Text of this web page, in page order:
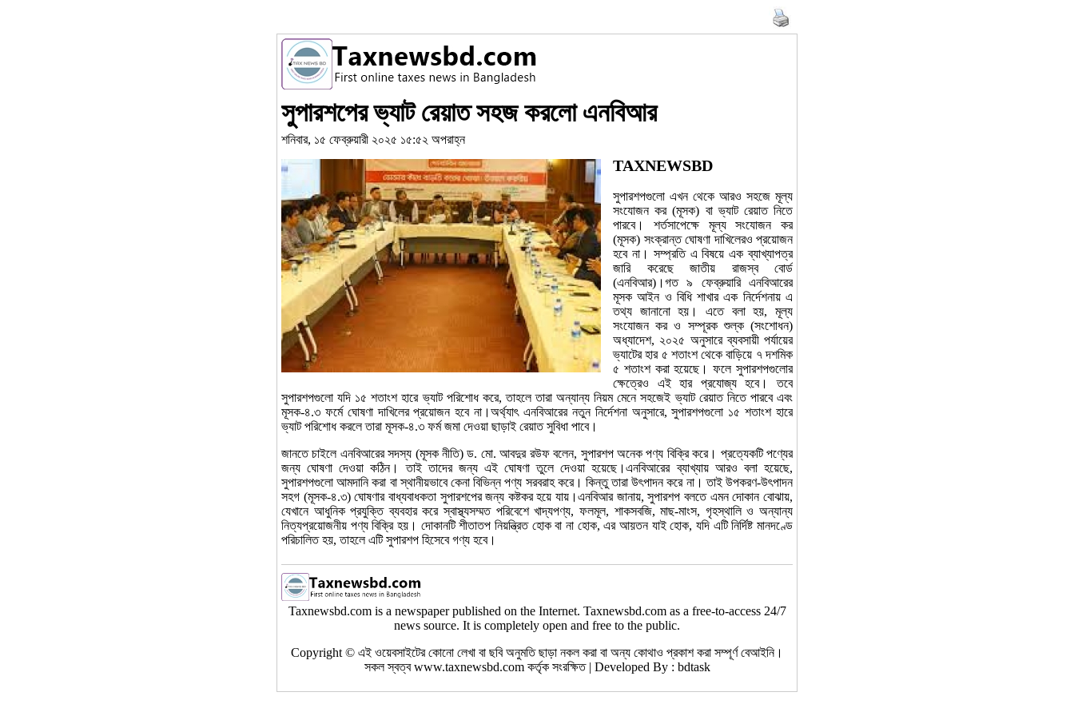
সুপারশপের ভ্যাট রেয়াত সহজ করলো এনবিআর
শনিবার, ১৫ ফেব্রুয়ারী ২০২৫ ১৫:৫২ অপরাহ্ন
TAXNEWSBD
সুপারশপগুলো এখন থেকে আরও সহজে মূল্য
সংযোজন কর (মূসক) বা ভ্যাট রেয়াত নিতে
পারবে। শর্তসাপেক্ষে মূল্য সংযোজন কর
(মূসক) সংক্রান্ত ঘোষণা দাখিলেরও প্রয়োজন
হবে না। সম্প্রতি এ বিষয়ে এক ব্যাখ্যাপত্র
জারি করেছে জাতীয় রাজস্ব বোর্ড
(এনবিআর)।গত ৯ ফেব্রুয়ারি এনবিআরের
মূসক আইন ও বিধি শাখার এক নির্দেশনায় এ
তথ্য জানানো হয়। এতে বলা হয়, মূল্য
সংযোজন কর ও সম্পূরক শুল্ক (সংশোধন)
অধ্যাদেশ, ২০২৫ অনুসারে ব্যবসায়ী পর্যায়ের
ভ্যাটের হার ৫ শতাংশ থেকে বাড়িয়ে ৭ দশমিক
৫ শতাংশ করা হয়েছে। ফলে সুপারশপগুলোর
ক্ষেত্রেও এই হার প্রযোজ্য হবে। তবে
সুপারশপগুলো যদি ১৫ শতাংশ হারে ভ্যাট পরিশোধ করে, তাহলে তারা অন্যান্য নিয়ম মেনে সহজেই ভ্যাট রেয়াত নিতে পারবে এবং
মূসক-৪.৩ ফর্মে ঘোষণা দাখিলের প্রয়োজন হবে না।অর্থ্যাৎ এনবিআরের নতুন নির্দেশনা অনুসারে, সুপারশপগুলো ১৫ শতাংশ হারে
ভ্যাট পরিশোধ করলে তারা মূসক-৪.৩ ফর্ম জমা দেওয়া ছাড়াই রেয়াত সুবিধা পাবে।
জানতে চাইলে এনবিআরের সদস্য (মূসক নীতি) ড. মো. আবদুর রউফ বলেন, সুপারশপ অনেক পণ্য বিক্রি করে। প্রত্যেকটি পণ্যের
জন্য ঘোষণা দেওয়া কঠিন। তাই তাদের জন্য এই ঘোষণা তুলে দেওয়া হয়েছে।এনবিআরের ব্যাখ্যায় আরও বলা হয়েছে,
সুপারশপগুলো আমদানি করা বা স্থানীয়ভাবে কেনা বিভিন্ন পণ্য সরবরাহ করে। কিন্তু তারা উৎপাদন করে না। তাই উপকরণ-উৎপাদন
সহগ (মূসক-৪.৩) ঘোষণার বাধ্যবাধকতা সুপারশপের জন্য কষ্টকর হয়ে যায়।এনবিআর জানায়, সুপারশপ বলতে এমন দোকান বোঝায়,
যেখানে আধুনিক প্রযুক্তি ব্যবহার করে স্বাস্থ্যসম্মত পরিবেশে খাদ্যপণ্য, ফলমূল, শাকসবজি, মাছ-মাংস, গৃহস্থালি ও অন্যান্য
নিত্যপ্রয়োজনীয় পণ্য বিক্রি হয়। দোকানটি শীতাতপ নিয়ন্ত্রিত হোক বা না হোক, এর আয়তন যাই হোক, যদি এটি নির্দিষ্ট মানদণ্ডে
পরিচালিত হয়, তাহলে এটি সুপারশপ হিসেবে গণ্য হবে।
Taxnewsbd.com is a newspaper published on the Internet. Taxnewsbd.com as a free-to-access 24/7
news source. It is completely open and free to the public.
Copyright © এই ওয়েবসাইটের কোনো লেখা বা ছবি অনুমতি ছাড়া নকল করা বা অন্য কোথাও প্রকাশ করা সম্পূর্ণ বেআইনি।
সকল স্বত্ব www.taxnewsbd.com কর্তৃক সংরক্ষিত | Developed By : bdtask